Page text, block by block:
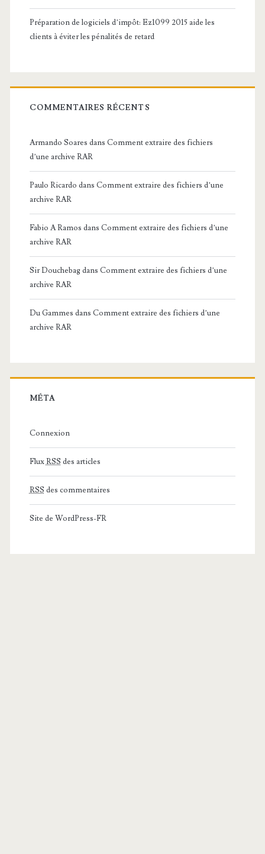
Préparation de logiciels d’impôt: Ez1099 2015 aide les
clients à éviter les pénalités de retard
COMMENTAIRES RÉCENTS
Armando Soares dans Comment extraire des fichiers
d’une archive RAR
Paulo Ricardo dans Comment extraire des fichiers d’une
archive RAR
Fabio A Ramos dans Comment extraire des fichiers d’une
archive RAR
Sir Douchebagdans Comment extraire des fichiers d’une
archive RAR
Du Gammes dans Comment extraire des fichiers d’une
archive RAR
MÉTA
Connexion
FluxRSS des articles
RSS des commentaires
Site de WordPress-FR